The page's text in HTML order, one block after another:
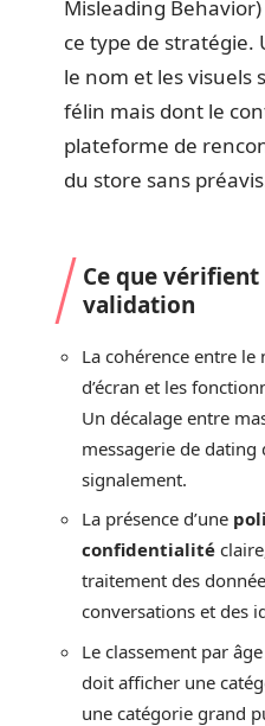
Misleading
ce type de stratégie.
le nom et les
félin mais dont le
plateforme de
du store sans
Ce que
validation
La cohérence entre
d’écran et les
Un décalage entre
messagerie de dating
signalement.
La présence d’une
confidentialité
traitement des
conversations et des
Le classement par
doit afficher une
une catégorie grand